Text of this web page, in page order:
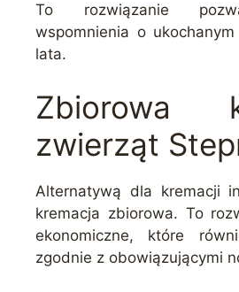
To rozwiązanie
wspomnienia o
lata.
Zbiorowa
zwierząt
Alternatywą dla kremacji
kremacja zbiorowa. To
ekonomiczne, które
zgodnie z obowiązującymi